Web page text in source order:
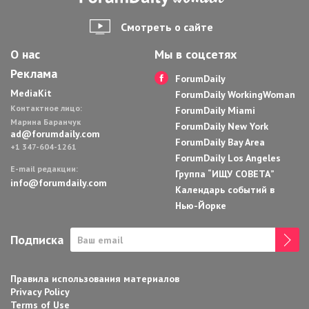
Смотреть о сайте
О нас
Реклама
MediaKit
Контактное лицо:
Марина Баранчук
ad@forumdaily.com
+1 347-604-1261
E-mail редакции:
info@forumdaily.com
Мы в соцсетях
ForumDaily
ForumDaily WorkingWoman
ForumDaily Miami
ForumDaily New York
ForumDaily Bay Area
ForumDaily Los Angeles
Группа “ИЩУ СОВЕТА”
Календарь событий в
Нью-Йорке
Подписка
Правила использования материалов
Privacy Policy
Terms of Use